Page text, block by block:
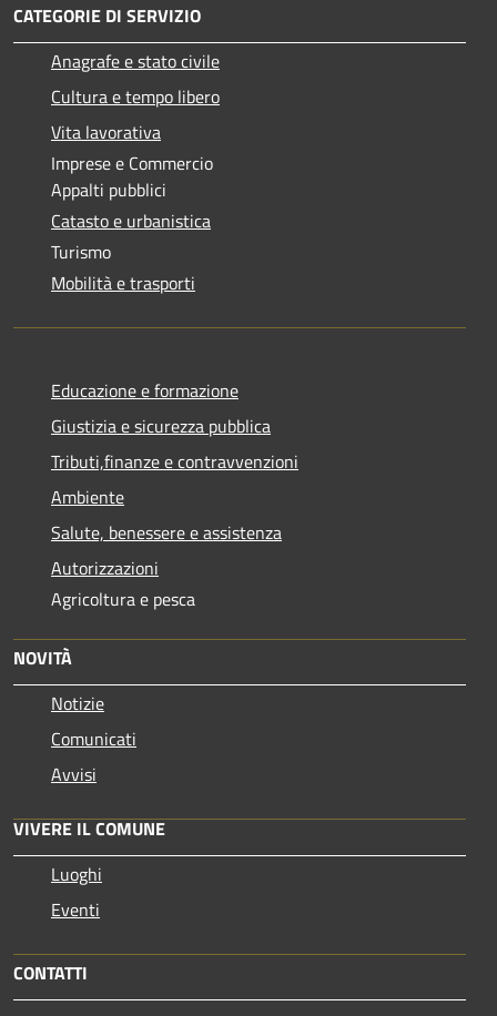
CATEGORIE DI SERVIZIO
Anagrafe e stato civile
Cultura e tempo libero
Vita lavorativa
Imprese e Commercio
Appalti pubblici
Catasto e urbanistica
Turismo
Mobilità e trasporti
Educazione e formazione
Giustizia e sicurezza pubblica
Tributi,finanze e contravvenzioni
Ambiente
Salute, benessere e assistenza
Autorizzazioni
Agricoltura e pesca
NOVITÀ
Notizie
Comunicati
Avvisi
VIVERE IL COMUNE
Luoghi
Eventi
CONTATTI